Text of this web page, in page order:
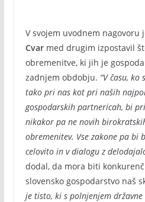
V svojem uvodnem nagovoru
Cvarmed drugim izpostavil
obremenitve, ki jih je
zadnjem obdobju. “V času,
tako pri nas kot pri naših
gospodarskih partnericah, bi
nikakor pa ne novih
obremenitev. Vse zakone pa bi
celovito in v dialogu z
dodal, da mora biti
slovensko gospodarstvo naš
je tisto, ki s polnjenjem